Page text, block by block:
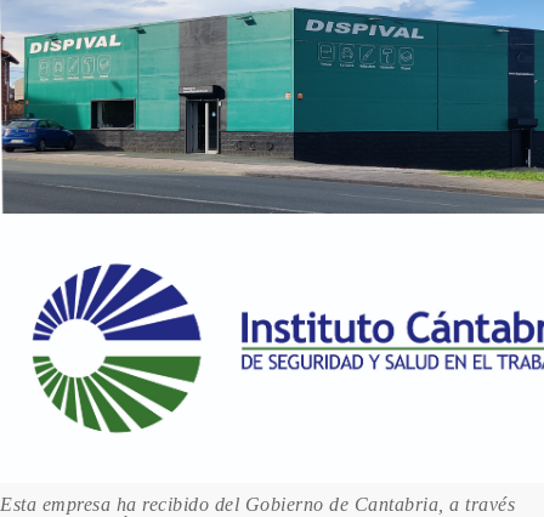
Esta empresa ha recibido del Gobierno de Cantabria, a través